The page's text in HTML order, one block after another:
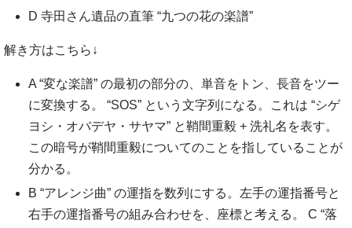
D 寺田さん遺品の直筆 “九つの花の楽譜”
解き方はこちら↓
A “変な楽譜” の最初の部分の、単音をトン、長音をツー
に変換する。 “SOS” という文字列になる。これは “シゲ
ヨシ・オバデヤ・サヤマ” と鞘間重毅 + 洗礼名を表す。
この暗号が鞘間重毅についてのことを指していることが
分かる。
B “アレンジ曲” の運指を数列にする。左手の運指番号と
右手の運指番号の組み合わせを、座標と考える。 C “落